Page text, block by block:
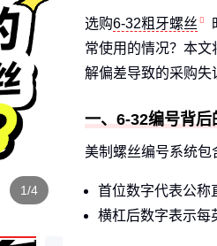
1/4
选购6-32粗牙螺丝
常使用的情况？本
解偏差导致的采购失
一、6-32编号背后
美制螺丝编号系统包
首位数字代表公称
横杠后数字表示每